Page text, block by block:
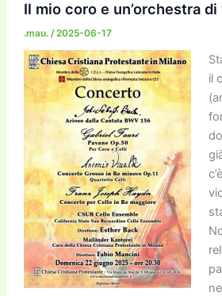
Il mio coro e un’orchestra
.mau. /2025-06-17
il